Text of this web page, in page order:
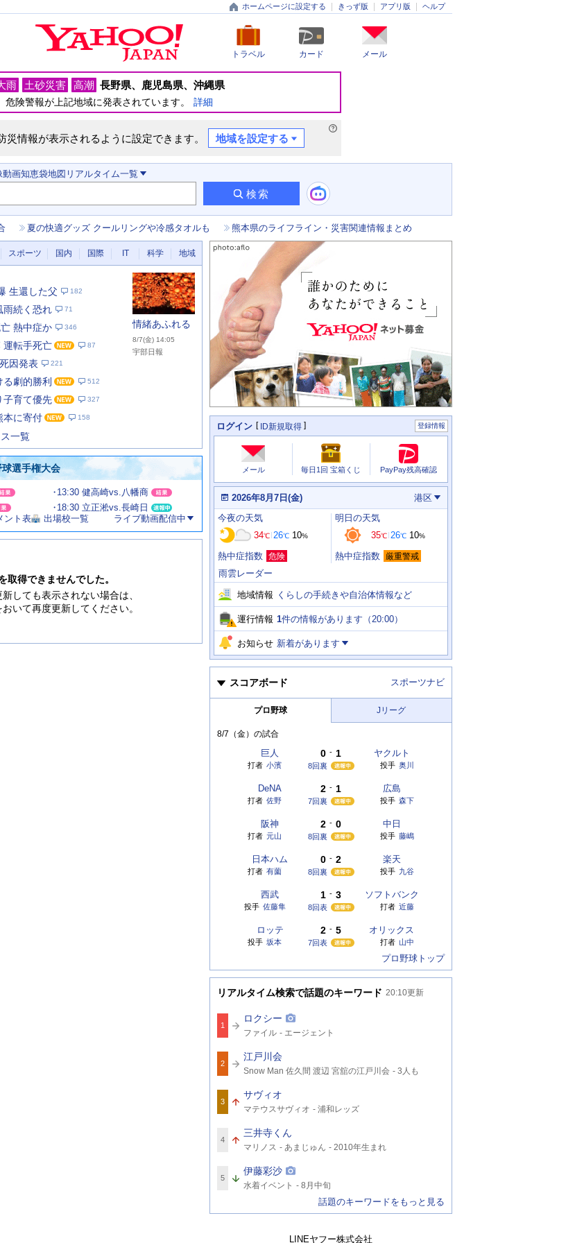
ホームページに設定する きっず版 アプリ版 ヘルプ
トラベル カード メール
雨 土砂災害 高潮 長野県 鹿児島県 沖縄県
危険警報が上記地域に発表されています。 詳細
災情報が表示されるように設定できます。 地域を設定する
動画知恵袋地図 リアルタイム一覧
検索
夏の快適グッズ クールリングや冷感タオルも 熊本県のライフライン・災害関連情報まとめ
スポーツ 国内 国際 IT 科学 地域
生還した父 182
雨続く恐れ 71
熱中症か 346
運転手死亡 87
因発表 221
劇的勝利 512
子育て優先 327
本に寄付 158
情緒あふれる
8/7(金) 14:05
宇部日報
一覧
選手権大会
13:30 健高崎vs.八幡商
18:30 立正淞vs.長崎日
ント表 出場校一覧 ライブ動画配信中
取得できませんでした。
しても表示されない場合は、
いて再度更新してください。
個
人
情
報
ログイン ID新規取得 登録情報
あ
た
の
ス
ス
メール 毎日1回 宝箱くじ PayPay残高確認
本
日
の
天
気
、
運
情
報
2026年8月7日(金) 港区
今
日
明
日
の
天
気
今夜の天気
34℃ 26℃ 10%
熱中症指数 危険
明日 の天気
35℃ 26℃ 10%
熱中症指数 厳重警戒
雨雲レーダー
地域情報 くらしの手続きや自治体情報など
運行情報 1件の情報があります（ 20:00）
お知らせ 新着があります
スコアボード スポーツナビ
プロ野球 Jリーグ
8/7（金） の試合
巨人 ヤクルト
8回裏
0 - 1
打者 小濱 投手 奥川
DeNA 広島
7回裏
2 - 1
打者 佐野 投手 森下
阪神 中日
8回裏
2 - 0
打者 元山 投手 藤嶋
日本ハム 楽天
8回裏
0 - 2
打者 有薗 投手 九谷
西武 ソフトバンク
8回表
1 - 3
投手 佐藤隼 打者 近藤
ロッテ オリックス
7回表
2 - 5
投手 坂本 打者 山中
プロ野球トップ
リアルタイム検索で話題のキーワード 20:10更新
1
ロクシー
関
連
ー
ド
ファイル エージェント
2
江戸川会
関
連
ー
ド
Snow Man 佐久間 渡辺 宮舘の江戸川会
3人も
3
サヴィオ
関
連
ー
ド
マテウスサヴィオ 浦和レッズ
4
三井寺くん
関
連
ー
ド
マリノス あまじゅん 2010年生まれ
5
伊藤彩沙
関
連
水着イベント 8月中旬
話題のキーワードをもっと見る
LINEヤフー株式会社